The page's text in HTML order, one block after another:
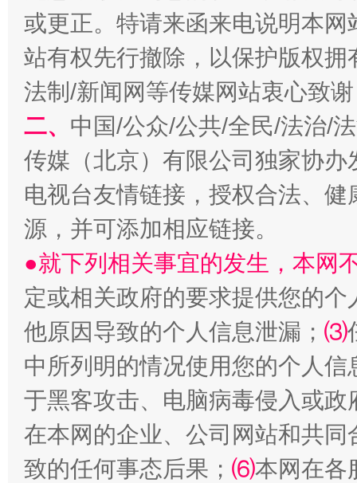
受贿1.44亿！段成刚被判无期 从幼
全民健身五年计划来了！等你上场
或更正。特请来函来电说明本
站有权先行撤除，以保护版权
法制/新闻网等传媒网站衷心致
二、 中国/公众/公共/全民/法治/
传媒（北京）有限公司独家协
电视台友情链接，授权合法、
源，并可添加相应链接。
●就下列相关事宜的发生，本网
定或相关政府的要求提供您的个
他原因导致的个人信息泄漏； ⑶
中所列明的情况使用您的个人
于黑客攻击、电脑病毒侵入或
在本网的企业、公司网站和共
致的任何事态后果； ⑹本网在各